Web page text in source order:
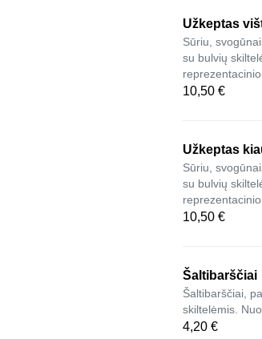
Užkeptas
Sūriu,
su bulvių
10,50 €
Užkeptas
Sūriu,
su bulvių
10,50 €
Šaltibarščiai
Šaltibarščiai,
skiltelėmis.
4,20 €